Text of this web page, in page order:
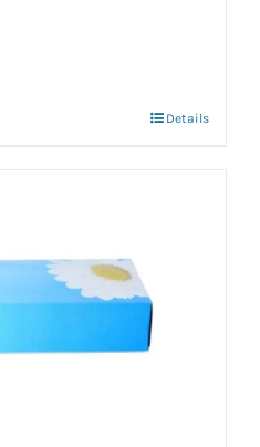
Details